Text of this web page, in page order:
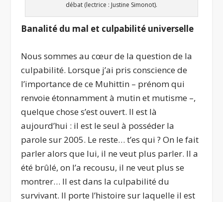
débat (lectrice : Justine Simonot).
Banalité du mal et culpabilité universelle
Nous sommes au cœur de la question de la
culpabilité. Lorsque j’ai pris conscience de
l’importance de ce Muhittin – prénom qui
renvoie étonnamment à mutin et mutisme –,
quelque chose s’est ouvert. Il est là
aujourd’hui : il est le seul à posséder la
parole sur 2005. Le reste… t’es qui ? On le fait
parler alors que lui, il ne veut plus parler. Il a
été brûlé, on l’a recousu, il ne veut plus se
montrer… Il est dans la culpabilité du
survivant. Il porte l’histoire sur laquelle il est